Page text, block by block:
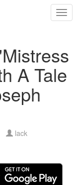
A Tale
lack